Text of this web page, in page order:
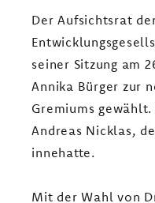
Der Aufsichtsrat
seiner Sitzung am
Annika Bürger zur
Gremiums
Andreas Nicklas,
innehatte.
Mit der Wahl von